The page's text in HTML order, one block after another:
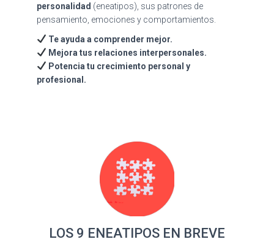
personalidad (eneatipos), sus patrones de
pensamiento, emociones y comportamientos.
Te ayuda a comprender mejor.
Mejora tus relaciones interpersonales.
Potencia tu crecimiento personal y
profesional.
LOS 9 ENEATIPOS EN BREVE